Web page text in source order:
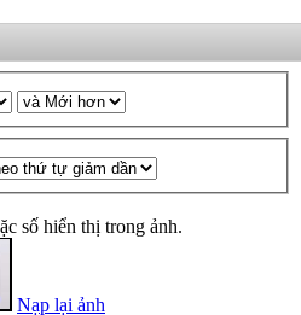
số hiển thị trong ảnh.
Nạp lại ảnh